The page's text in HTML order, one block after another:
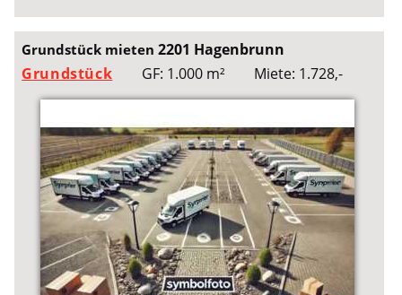
Grundstück mieten2201 Hagenbrunn
Grundstück
GF: 1.000 m² Miete: 1.728,-